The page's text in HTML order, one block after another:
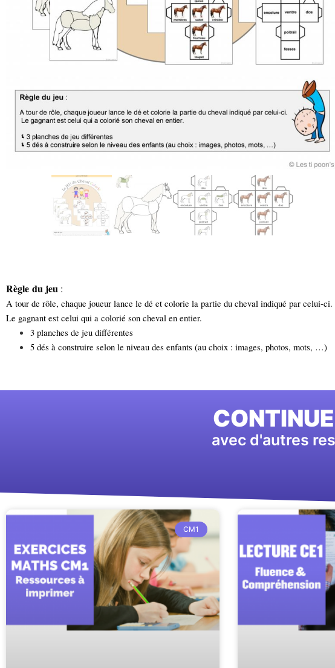
Règle du jeu :
A tour de rôle, chaque joueur lance le dé et colorie la partie du cheval indiqué par celui-ci.
Le gagnant est celui qui a colorié son cheval en entier.
3 planches de jeu différentes
5 dés à construire selon le niveau des enfants (au choix : images, photos, mots, …)
avec d'autres
CM1